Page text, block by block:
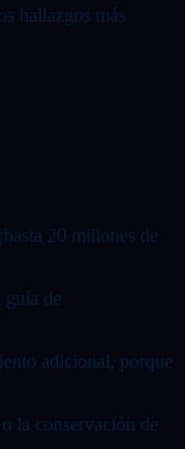
hallazgos más
20 millones de
guía de
adicional, porque
la conservación de